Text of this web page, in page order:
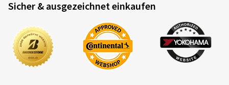
Sicher & ausgezeichnet einkaufen